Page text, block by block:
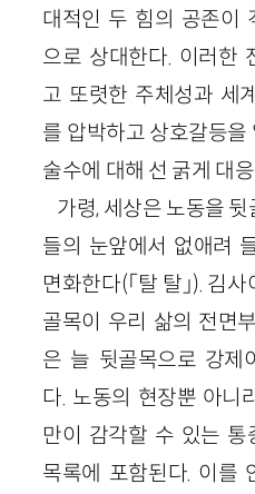
대적인 두 힘의 공존이
으로 상대한다. 이러한
고 또렷한 주체성과 세
를 압박하고 상호갈등을
술수에 대해 선 굵게 대
가령, 세상은 노동을
들의 눈앞에서 없애려
면화한다(「탈 탈」). 김
골목이 우리 삶의 전면
은 늘 뒷골목으로 강제
다. 노동의 현장뿐 아니
만이 감각할 수 있는 통
목록에 포함된다. 이를